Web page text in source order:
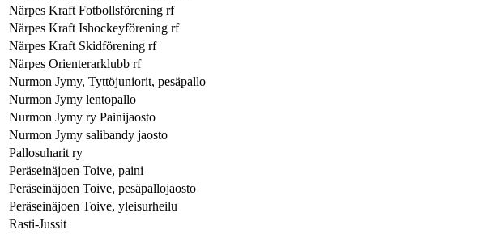
Närpes Kraft Fotbollsförening rf
Närpes Kraft Ishockeyförening rf
Närpes Kraft Skidförening rf
Närpes Orienterarklubb rf
Nurmon Jymy, Tyttöjuniorit, pesäpallo
Nurmon Jymy lentopallo
Nurmon Jymy ry Painijaosto
Nurmon Jymy salibandy jaosto
Pallosuharit ry
Peräseinäjoen Toive, paini
Peräseinäjoen Toive, pesäpallojaosto
Peräseinäjoen Toive, yleisurheilu
Rasti-Jussit